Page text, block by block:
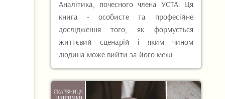
Аналітика, почесного члена УСТА. Ця
книга - особисте та професійне
дослідження того, як формується
життєвий сценарій і яким чином
людина може вийти за його межі.